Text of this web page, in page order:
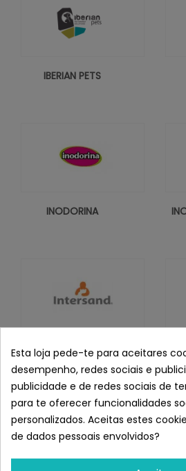
IBERIAN PETS
INODORINA
INTERSAND
Esta loja pede-te para aceitares
desempenho, redes sociais e
publicidade e de redes sociais de
para te oferecer funcionalidades
personalizados. Aceitas estes
de dados pessoais envolvidos?